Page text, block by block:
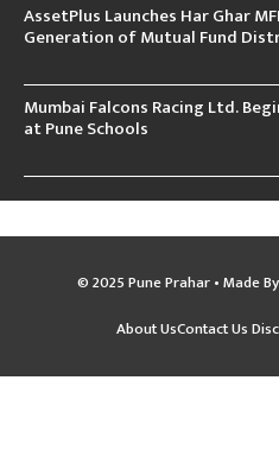
AssetPlus Launches Har Ghar
Generation of Mutual Fund
Mumbai Falcons Racing Ltd.
at Pune Schools
© 2025 Pune Prahar • Made By
About UsContact Us